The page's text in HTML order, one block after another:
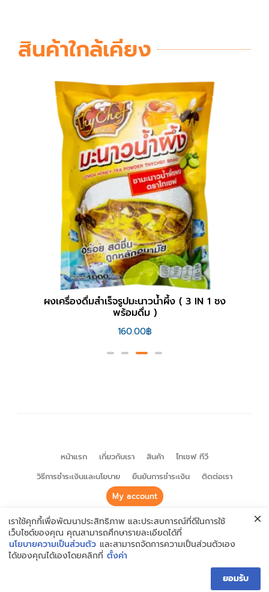
สินค้าใกล้เคียง
ผงเครื่องดื่มสำเร็จรูปมะนาวน้ำผึ้ง ( 3 IN 1 ชง
พร้อมดื่ม )
160.00฿
หน้าแรก เกี่ยวกับเรา สินค้า
ไทเชฟ ทีวี
วิธีการชำระเงินและนโยบาย
ยืนยันการชำระเงิน
ติดต่อเรา
My account
© Copyright 2022 Thychef – Halal Seasoning. All Rights
Reserved.
เราใช้คุกกี้เพื่อพัฒนาประสิทธิภาพ และประสบการณ์ที่ดีในการใช้
เว็บไซต์ของคุณ คุณสามารถศึกษารายละเอียดได้ที่
นโยบายความเป็นส่วนตัว และสามารถจัดการความเป็นส่วนตัวเอง
ได้ของคุณได้เองโดยคลิกที่ ตั้งค่า
ยอมรับ